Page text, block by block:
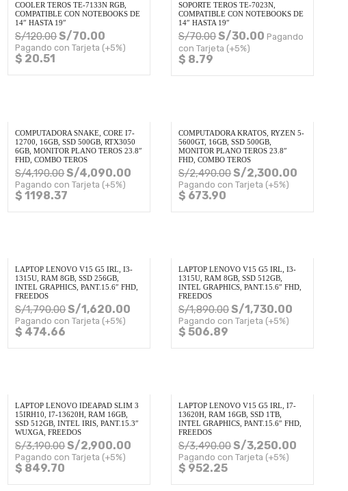
COOLER TEROS TE-7133N RGB,
COMPATIBLE CON NOTEBOOKS DE
14″ HASTA 19″
S/120.00S/70.00
Pagando con Tarjeta (+5%)
$ 20.51
SOPORTE TEROS TE-7023N,
COMPATIBLE CON NOTEBOOKS DE
14″ HASTA 19″
S/70.00S/30.00 Pagando
con Tarjeta (+5%)
$ 8.79
COMPUTADORA SNAKE, CORE I7-
12700, 16GB, SSD 500GB, RTX3050
6GB, MONITOR PLANO TEROS 23.8″
FHD, COMBO TEROS
S/4,190.00S/4,090.00
Pagando con Tarjeta (+5%)
$ 1198.37
COMPUTADORA KRATOS, RYZEN 5-
5600GT, 16GB, SSD 500GB,
MONITOR PLANO TEROS 23.8″
FHD, COMBO TEROS
S/2,490.00S/2,300.00
Pagando con Tarjeta (+5%)
$ 673.90
LAPTOP LENOVO V15 G5 IRL, I3-
1315U, RAM 8GB, SSD 256GB,
INTEL GRAPHICS, PANT.15.6″ FHD,
FREEDOS
S/1,790.00S/1,620.00
Pagando con Tarjeta (+5%)
$ 474.66
LAPTOP LENOVO V15 G5 IRL, I3-
1315U, RAM 8GB, SSD 512GB,
INTEL GRAPHICS, PANT.15.6″ FHD,
FREEDOS
S/1,890.00S/1,730.00
Pagando con Tarjeta (+5%)
$ 506.89
LAPTOP LENOVO IDEAPAD SLIM 3
15IRH10, I7-13620H, RAM 16GB,
SSD 512GB, INTEL IRIS, PANT.15.3″
WUXGA, FREEDOS
S/3,190.00S/2,900.00
Pagando con Tarjeta (+5%)
$ 849.70
LAPTOP LENOVO V15 G5 IRL, I7-
13620H, RAM 16GB, SSD 1TB,
INTEL GRAPHICS, PANT.15.6″ FHD,
FREEDOS
S/3,490.00S/3,250.00
Pagando con Tarjeta (+5%)
$ 952.25